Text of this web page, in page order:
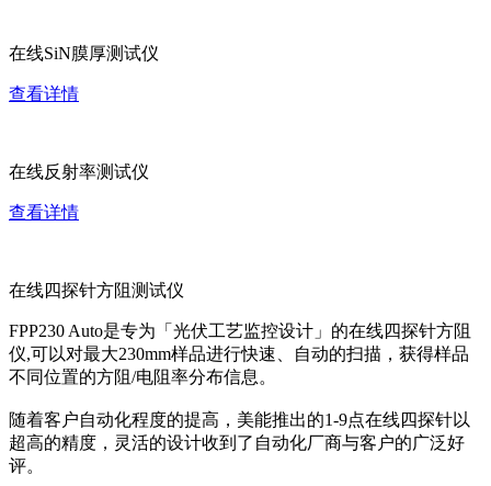
在线SiN膜厚测试仪
查看详情
在线反射率测试仪
查看详情
在线四探针方阻测试仪
FPP230 Auto是专为「光伏工艺监控设计」的在线四探针方阻
仪,可以对最大230mm样品进行快速、自动的扫描，获得样品
不同位置的方阻/电阻率分布信息。
随着客户自动化程度的提高，美能推出的1-9点在线四探针以
超高的精度，灵活的设计收到了自动化厂商与客户的广泛好
评。